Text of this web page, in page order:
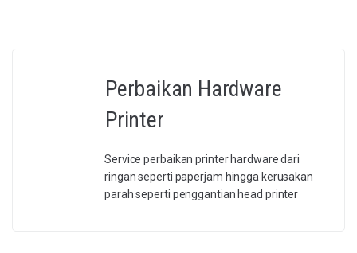
Perbaikan Hardware
Printer
Service perbaikan printer hardware dari
ringan seperti paperjam hingga kerusakan
parah seperti penggantian head printer